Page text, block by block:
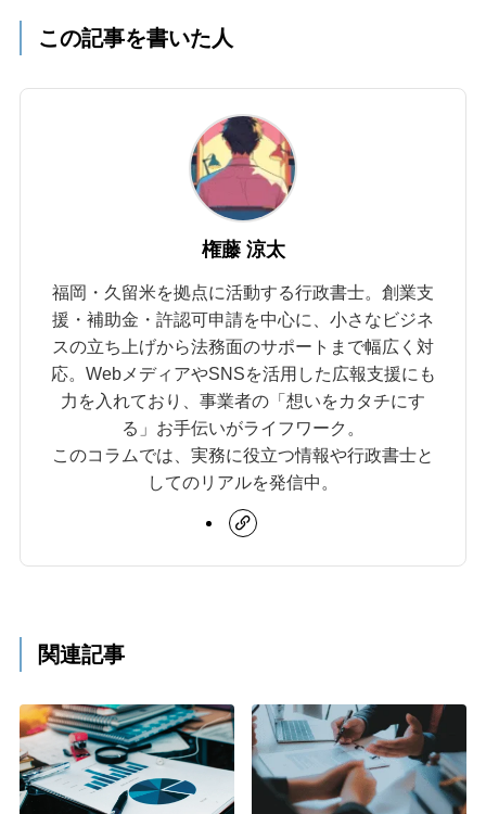
この記事を書いた人
権藤 涼太
福岡・久留米を拠点に活動する行政書士。創業支
援・補助金・許認可申請を中心に、小さなビジネ
スの立ち上げから法務面のサポートまで幅広く対
応。WebメディアやSNSを活用した広報支援にも
力を入れており、事業者の「想いをカタチにす
る」お手伝いがライフワーク。
このコラムでは、実務に役立つ情報や行政書士と
してのリアルを発信中。
関連記事